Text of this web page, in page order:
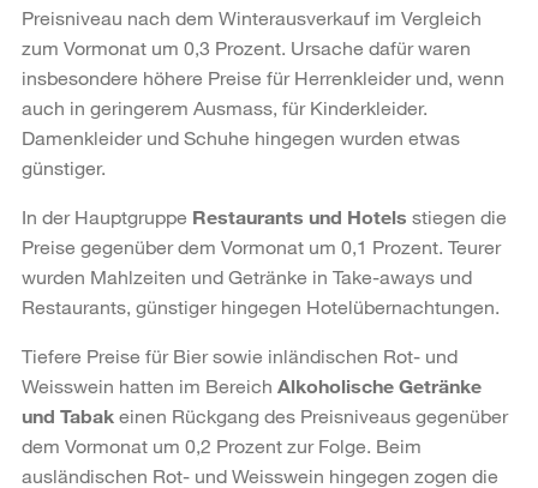
Preisniveau nach dem Winterausverkauf im Vergleich
zum Vormonat um 0,3 Prozent. Ursache dafür waren
insbesondere höhere Preise für Herrenkleider und, wenn
auch in geringerem Ausmass, für Kinderkleider.
Damenkleider und Schuhe hingegen wurden etwas
günstiger.
In der Hauptgruppe Restaurants und Hotels stiegen die
Preise gegenüber dem Vormonat um 0,1 Prozent. Teurer
wurden Mahlzeiten und Getränke in Take-aways und
Restaurants, günstiger hingegen Hotelübernachtungen.
Tiefere Preise für Bier sowie inländischen Rot- und
Weisswein hatten im Bereich Alkoholische Getränke
und Tabak einen Rückgang des Preisniveaus gegenüber
dem Vormonat um 0,2 Prozent zur Folge. Beim
ausländischen Rot- und Weisswein hingegen zogen die